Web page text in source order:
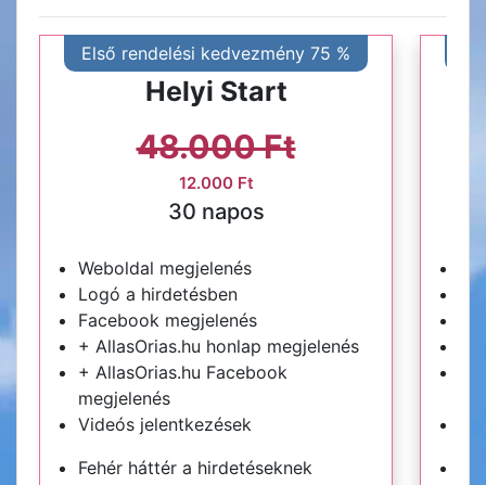
Első rendelési kedvezmény 75 %
Helyi Start
48.000 Ft
12.000 Ft
30 napos
Weboldal megjelenés
Logó a hirdetésben
Facebook megjelenés
+ AllasOrias.hu honlap megjelenés
+ AllasOrias.hu Facebook
megjelenés
Videós jelentkezések
Fehér háttér a hirdetéseknek